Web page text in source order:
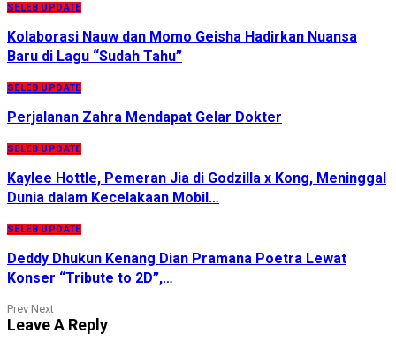
SELEB UPDATE
Kolaborasi Nauw dan Momo Geisha Hadirkan Nuansa
Baru di Lagu “Sudah Tahu”
SELEB UPDATE
Perjalanan Zahra Mendapat Gelar Dokter
SELEB UPDATE
Kaylee Hottle, Pemeran Jia di Godzilla x Kong, Meninggal
Dunia dalam Kecelakaan Mobil…
SELEB UPDATE
Deddy Dhukun Kenang Dian Pramana Poetra Lewat
Konser “Tribute to 2D”,…
Prev Next
Leave A Reply